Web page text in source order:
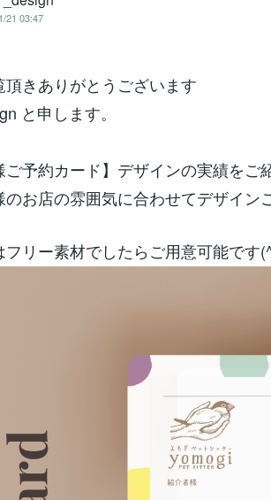
21 03:47
頂きありがとうございます
と申します。
ご予約カード】デザインの実績を
のお店の雰囲気に合わせてデザイン
フリー素材でしたらご用意可能です